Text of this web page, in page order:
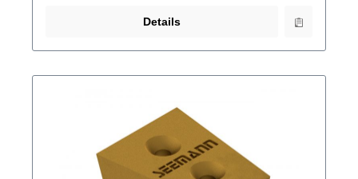
Details